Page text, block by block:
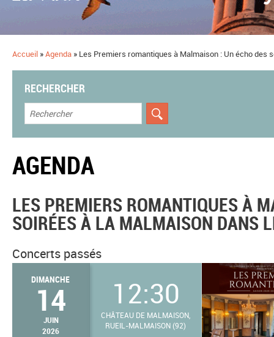
Accueil »Agenda » Les Premiers romantiques à Malmaison : Un écho des
RECHERCHER
AGENDA
LES PREMIERS ROMANTIQUES À
SOIRÉES À LA MALMAISON DANS
Concerts passés
DIMANCHE
14
JUIN
2026
12:30
CHÂTEAU DE MALMAISON,
RUEIL-MALMAISON (92)